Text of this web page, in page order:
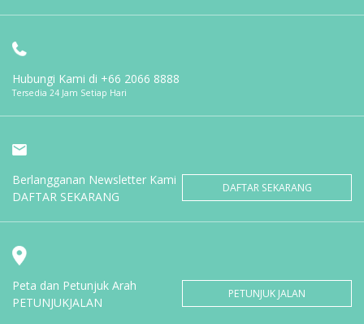
Hubungi Kami di +66 2066 8888
Tersedia 24 Jam Setiap Hari
Berlangganan Newsletter Kami
DAFTAR SEKARANG
DAFTAR SEKARANG
Peta dan Petunjuk Arah
PETUNJUKJALAN
PETUNJUK JALAN